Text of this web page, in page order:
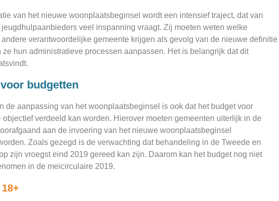
van het nieuwe woonplaatsbeginsel wordt een intensief traject, dat van
veel inspanning vraagt. Zij moeten weten welke
verantwoordelijke gemeente krijgen als gevolg van de nieuwe definitie
ze hun administratieve processen aanpassen. Het is belangrijk dat dit
budgetten
de aanpassing van het woonplaatsbeginsel is ook dat het budget voor
objectief verdeeld kan worden. Hierover moeten gemeenten uiterlijk in de
aan de invoering van het nieuwe woonplaatsbeginsel
Zoals gezegd is de verwachting dat behandeling in de Tweede en
zijn vroegst eind 2019 gereed kan zijn. Daarom kan het budget nog niet
in de meicirculaire 2019.